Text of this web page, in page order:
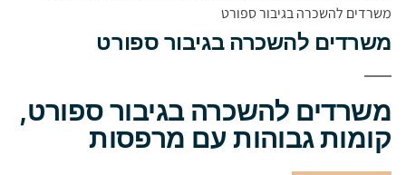
משרדים להשכרה בגיבור ספורט
משרדים להשכרה בגיבור ספורט
משרדים להשכרה בגיבור ספורט,
קומות גבוהות עם מרפסות